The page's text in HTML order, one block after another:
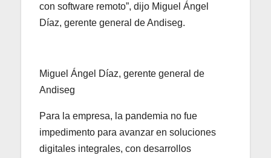
con software remoto”, dijo Miguel Ángel
Díaz, gerente general de Andiseg.
Miguel Ángel Díaz, gerente general de
Andiseg
Para la empresa, la pandemia no fue
impedimento para avanzar en soluciones
digitales integrales, con desarrollos